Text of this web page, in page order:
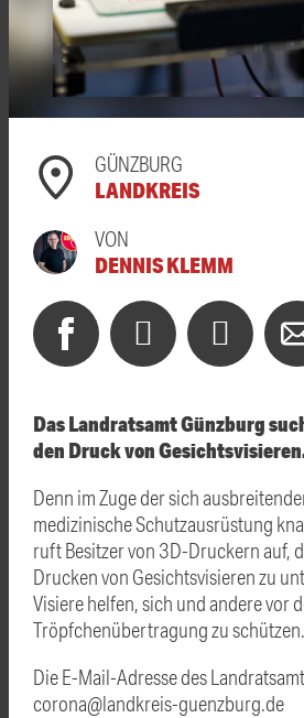
GÜNZBURG
LANDKREIS
VON
DENNIS KLEMM
Das Landratsamt Günzburg
den Druck von
Denn im Zuge der sich
medizinische Schutzausrüstung
ruft Besitzer von 3D-Druckern auf,
Drucken von Gesichtsvisieren zu
Visiere helfen, sich und andere vor
Tröpfchenübertragung zu schützen.
Die E-Mail-Adresse des
corona@landkreis-guenzburg.de